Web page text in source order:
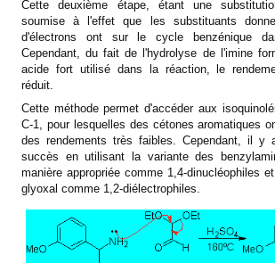
Cette deuxième étape, étant une
soumise à l'effet que les substituants
d'électrons ont sur le cycle benzénique
Cependant, du fait de l'hydrolyse de l'imine
acide fort utilisé dans la réaction, le
réduit.
Cette méthode permet d'accéder aux
C-1, pour lesquelles des cétones aromatiques
des rendements très faibles. Cependant, il y
succès en utilisant la variante des
manière appropriée comme 1,4-dinucléophiles
glyoxal comme 1,2-diélectrophiles.